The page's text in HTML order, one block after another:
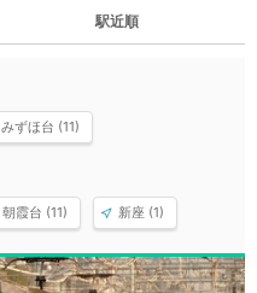
駅近順
みずほ台 (11)
朝霞台 (11) 新座 (1)